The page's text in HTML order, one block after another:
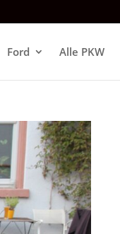
Ford Alle PKW